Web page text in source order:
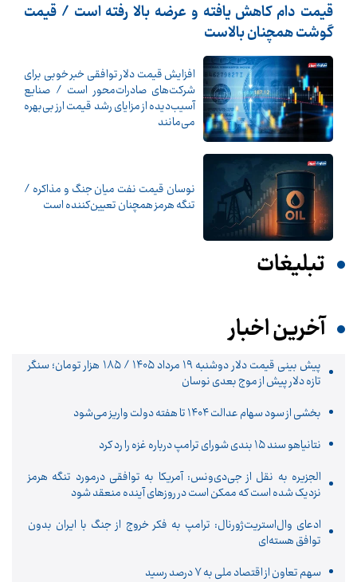
قیمت دام کاهش یافته و عرضه بالا رفته است / قیمت
گوشت همچنان بالاست
افزایش قیمت دلار توافقی خبر خوبی برای
شرکت‌های صادرات‌محور است / صنایع
آسیب‌دیده از مزایای رشد قیمت ارز بی‌بهره
می‌مانند
نوسان قیمت نفت میان جنگ و مذاکره /
تنگه هرمز همچنان تعیین‌کننده است
تبلیغات
آخرین اخبار
پیش‌ بینی قیمت دلار دوشنبه ۱۹ مرداد ۱۴۰۵ / ۱۸۵ هزار تومان؛ سنگر
تازه دلار پیش از موج بعدی نوسان
بخشی از سود سهام عدالت ۱۴۰۴ تا هفته دولت واریز می‌شود
نتانیاهو سند ۱۵ بندی شورای ترامپ درباره غزه را رد کرد
الجزیره به نقل از جی‌دی‌ونس: آمریکا به توافقی درمورد تنگه هرمز
نزدیک شده است که ممکن است در روزهای آینده منعقد شود
ادعای وال‌استریت‌ژورنال: ترامپ به فکر خروج از جنگ با ایران بدون
توافق هسته‌ای
سهم تعاون از اقتصاد ملی به ۷ درصد رسید